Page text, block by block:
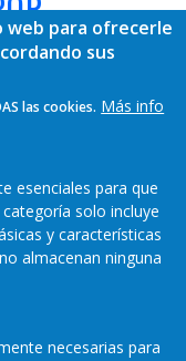
web para ofrecerle
sus
las cookies. Más info
esenciales para que
solo incluye
y características
almacenan ninguna
necesarias para